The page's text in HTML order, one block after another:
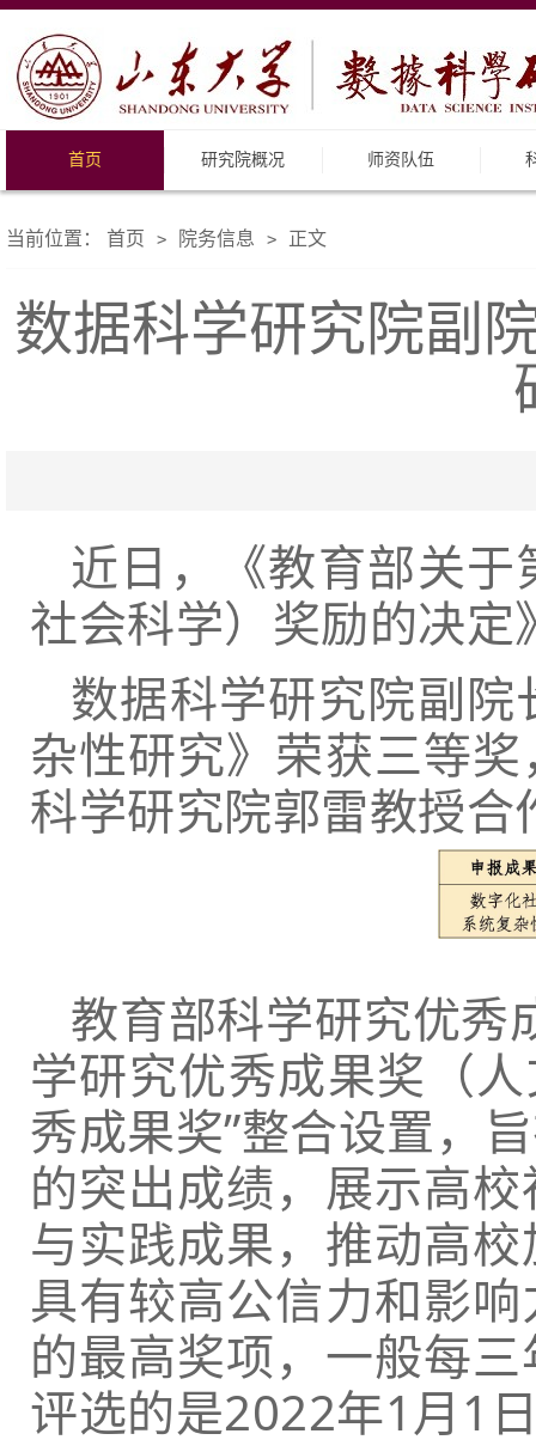
首页 研究院概况 师资队伍
当前位置： 首页 > 院务信息 > 正文
数据科学研究院副
近日，《教育部关
社会科学）奖励的决
数据科学研究院副
杂性研究》荣获三等
科学研究院郭雷教授合
教育部科学研究优秀
学研究优秀成果奖（
秀成果奖”整合设置，
的突出成绩，展示高
与实践成果，推动高
具有较高公信力和影
的最高奖项，一般每
评选的是2022年1月1